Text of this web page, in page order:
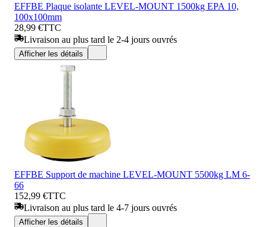
EFFBE Plaque isolante LEVEL-MOUNT 1500kg EPA 10,
100x100mm
28,99 €TTC
Livraison au plus tard le 2-4 jours ouvrés
Afficher les détails
EFFBE Support de machine LEVEL-MOUNT 5500kg LM 6-
66
152,99 €TTC
Livraison au plus tard le 4-7 jours ouvrés
Afficher les détails